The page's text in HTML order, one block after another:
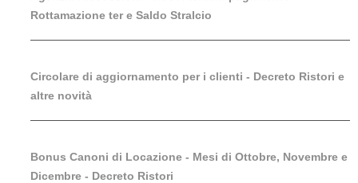
Rottamazione ter e Saldo Stralcio
Circolare di aggiornamento per i clienti - Decreto Ristori e
altre novità
Bonus Canoni di Locazione - Mesi di Ottobre, Novembre e
Dicembre - Decreto Ristori